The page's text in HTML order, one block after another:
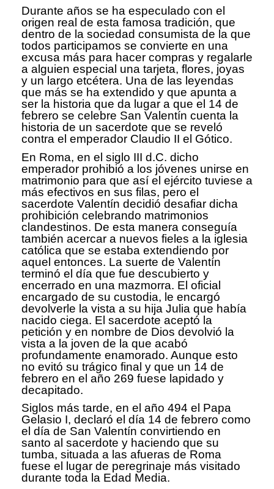
Durante años se ha especulado con el
origen real de esta famosa tradición, que
dentro de la sociedad consumista de la que
todos participamos se convierte en una
excusa más para hacer compras y regalarle
a alguien especial una tarjeta, flores, joyas
y un largo etcétera. Una de las leyendas
que más se ha extendido y que apunta a
ser la historia que da lugar a que el 14 de
febrero se celebre San Valentín cuenta la
historia de un sacerdote que se reveló
contra el emperador Claudio II el Gótico.
En Roma, en el siglo III d.C. dicho
emperador prohibió a los jóvenes unirse en
matrimonio para que así el ejército tuviese a
más efectivos en sus filas, pero el
sacerdote Valentín decidió desafiar dicha
prohibición celebrando matrimonios
clandestinos. De esta manera conseguía
también acercar a nuevos fieles a la iglesia
católica que se estaba extendiendo por
aquel entonces. La suerte de Valentín
terminó el día que fue descubierto y
encerrado en una mazmorra. El oficial
encargado de su custodia, le encargó
devolverle la vista a su hija Julia que había
nacido ciega. El sacerdote aceptó la
petición y en nombre de Dios devolvió la
vista a la joven de la que acabó
profundamente enamorado. Aunque esto
no evitó su trágico final y que un 14 de
febrero en el año 269 fuese lapidado y
decapitado.
Siglos más tarde, en el año 494 el Papa
Gelasio I, declaró el día 14 de febrero como
el día de San Valentín convirtiendo en
santo al sacerdote y haciendo que su
tumba, situada a las afueras de Roma
fuese el lugar de peregrinaje más visitado
durante toda la Edad Media.